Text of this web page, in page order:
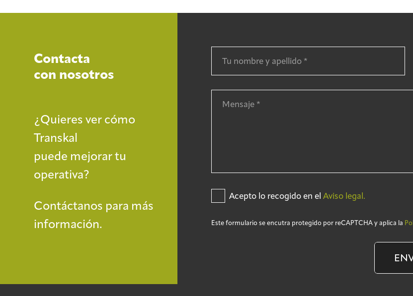
Contacta
con nosotros
¿Quieres ver cómo
Transkal
puede mejorar tu
operativa?
Contáctanos para más
información.
Acepto lo recogido en elAviso legal.
Este formulario se encutra protegido por reCAPTCHA y aplica la